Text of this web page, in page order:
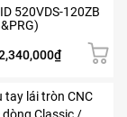
800,000₫
520VDS-120ZB
2,600,000₫.
₫Giá
tại
là: